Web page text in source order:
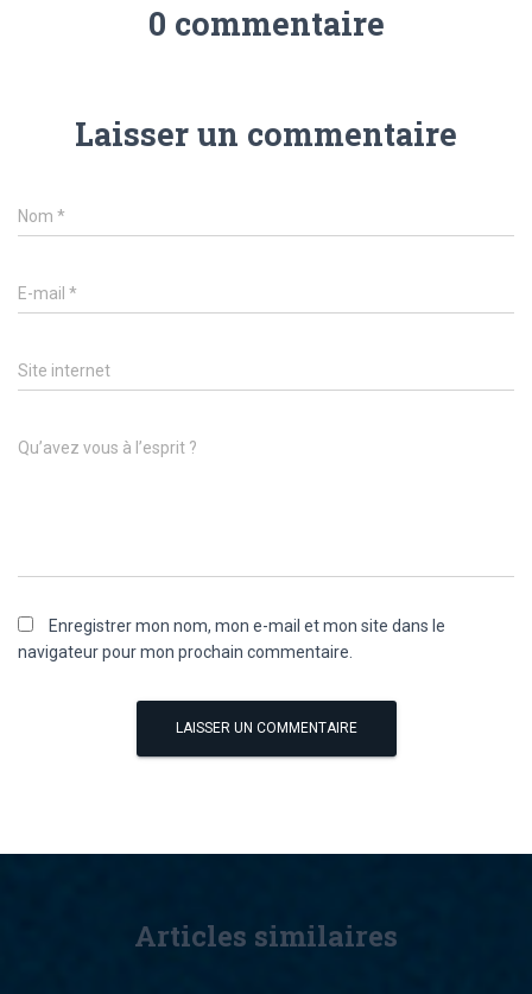
0 commentaire
Laisser un commentaire
Nom *
E-mail *
Site internet
Qu’avez vous à l’esprit ?
Enregistrer mon nom, mon e-mail et mon site dans le
navigateur pour mon prochain commentaire.
Articles similaires